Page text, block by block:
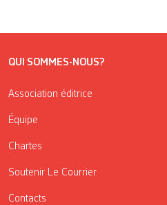
QUI SOMMES-NOUS?
Association éditrice
Équipe
Chartes
Soutenir Le Courrier
Contacts